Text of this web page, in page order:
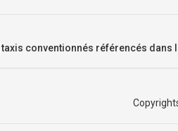
taxis conventionnés référencés dans